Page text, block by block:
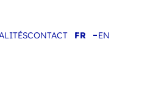
CONTACT FR EN